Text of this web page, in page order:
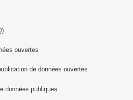
ouvertes
de données ouvertes
données publiques